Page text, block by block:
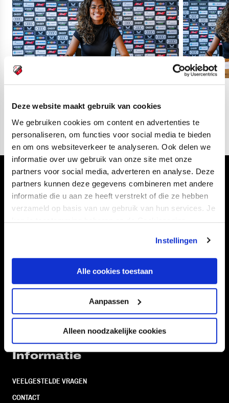
Deze website maakt gebruik van cookies
We gebruiken cookies om content en advertenties te
personaliseren, om functies voor social media te bieden
en om ons websiteverkeer te analyseren. Ook delen we
informatie over uw gebruik van onze site met onze
partners voor social media, adverteren en analyse. Deze
partners kunnen deze gegevens combineren met andere
informatie die u aan ze heeft verstrekt of die ze hebben
verzameld op basis van uw gebruik van hun services. Je
kan je toestemming beheren op de Cookiepagina.
Instellingen
Alle cookies toestaan
Aanpassen
Alleen noodzakelijke cookies
Volg ons ook via
CLUB
FOUNDATION
KAARTVERKOOP
Informatie
VEELGESTELDE VRAGEN
CONTACT